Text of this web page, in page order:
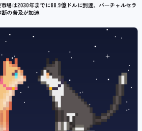
場は2030年までに88.9億ドルに到達、バーチャルセラ
断の普及が加速